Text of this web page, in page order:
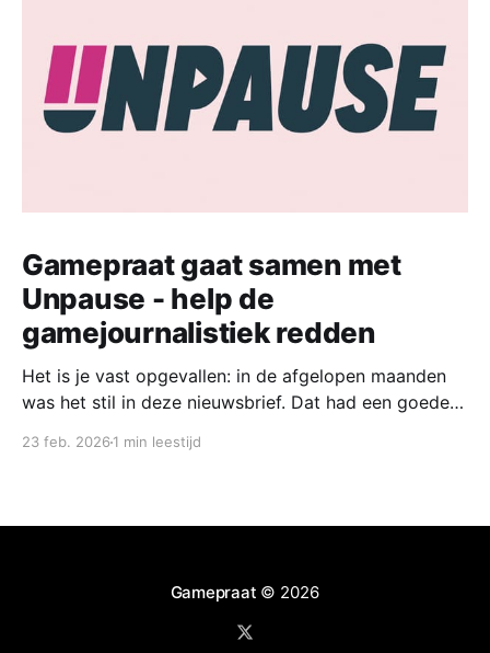
Gamepraat gaat samen met
Unpause - help de
gamejournalistiek redden
Het is je vast opgevallen: in de afgelopen maanden
was het stil in deze nieuwsbrief. Dat had een goede
collega-gamejournalisten met een nieuw platform,
23 feb. 2026 1 min leestijd
Gamepraat © 2026